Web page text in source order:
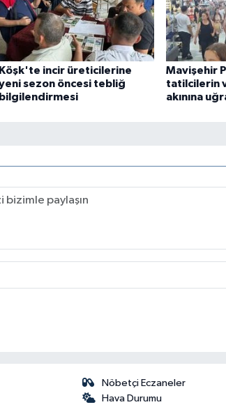
Köşk'te incir üreticilerine
sezon öncesi tebliğ
bilgilendirmesi
Mavişehir
tatilcilerin
akınına
Nöbetçi Eczaneler
Hava Durumu